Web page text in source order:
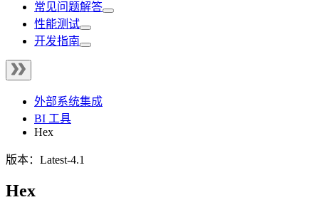
常见问题解答
性能测试
开发指南
外部系统集成
BI 工具
Hex
版本：Latest-4.1
Hex